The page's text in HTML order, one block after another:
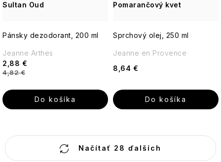
Sultan Oud
Pánsky dezodorant, 200 ml
2,88 €
4,82 €
Do košíka
Jeanne Arthes
Pomarančový kvet
Sprchový olej, 250 ml
8,64 €
Do košíka
Jeanne en Provence
O
v
Načítať 28 ďalších